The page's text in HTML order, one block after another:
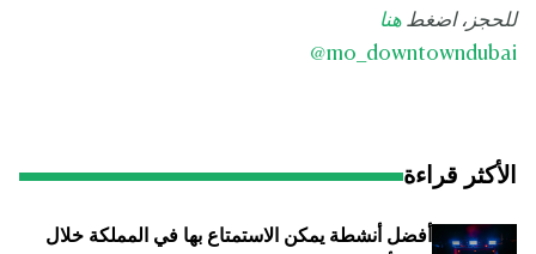
للحجز، اضغط هنا
mo_downtowndubai
@
الأكثر قراءة
أفضل أنشطة يمكن الاستمتاع بها في المملكة خلال